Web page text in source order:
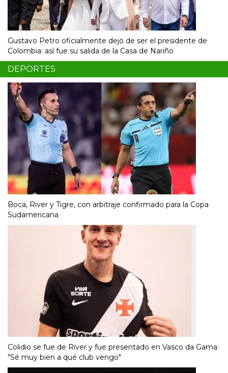
Gustavo Petro oficialmente dejó de ser el presidente de
Colombia: así fue su salida de la Casa de Nariño
DEPORTES
Boca, River y Tigre, con arbitraje confirmado para la Copa
Sudamericana
Colidio se fue de River y fue presentado en Vasco da Gama:
"Sé muy bien a qué club vengo"